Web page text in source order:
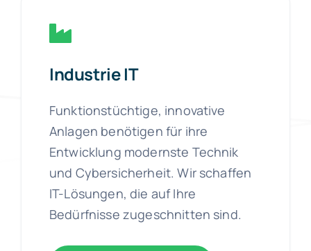
Industrie IT
Funktionstüchtige, innovative
Anlagen benötigen für ihre
Entwicklung modernste Technik
und Cybersicherheit. Wir schaffen
IT-Lösungen, die auf Ihre
Bedürfnisse zugeschnitten sind.